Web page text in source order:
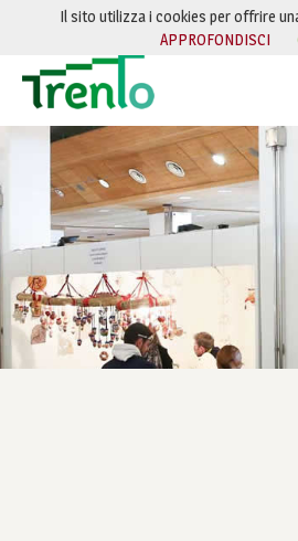
Salta al contenuto
Il sito utilizza i cookies per offrire
APPROFONDISCI